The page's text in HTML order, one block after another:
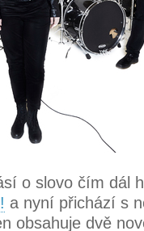
o slovo čím dál
a nyní přichází s
obsahuje dvě